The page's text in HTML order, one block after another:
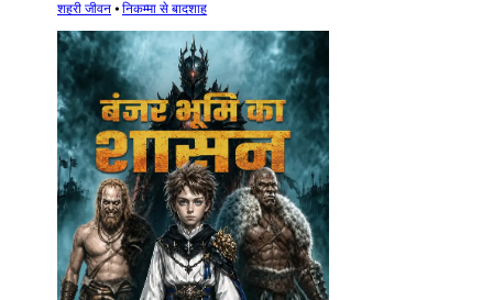
शहरी जीवन ⦁ निकम्मा से बादशाह